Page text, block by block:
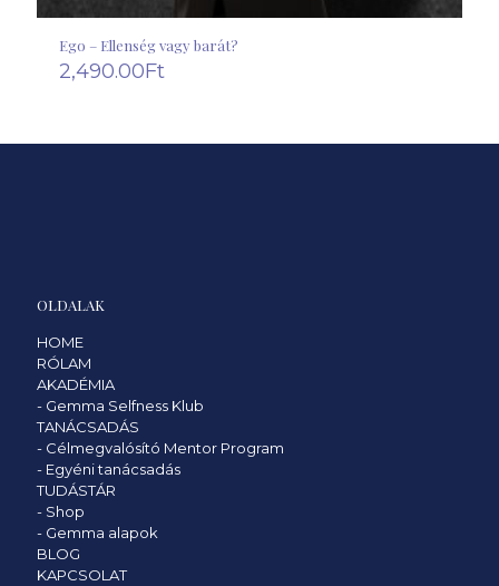
Ego – Ellenség vagy barát?
2,490.00Ft
OLDALAK
HOME
RÓLAM
AKADÉMIA
- Gemma Selfness Klub
TANÁCSADÁS
- Célmegvalósító Mentor Program
- Egyéni tanácsadás
TUDÁSTÁR
- Shop
- Gemma alapok
BLOG
KAPCSOLAT